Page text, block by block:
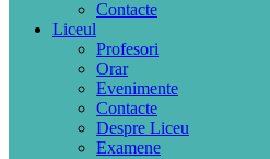
Contacte
Liceul
Profesori
Orar
Evenimente
Contacte
Despre Liceu
Examene